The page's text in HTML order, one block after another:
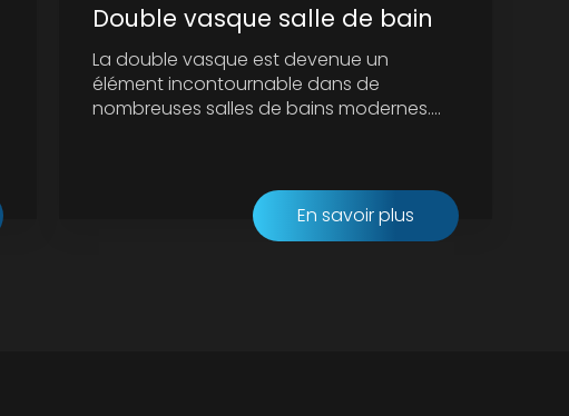
Double vasque salle de bain
La double vasque est devenue un
élément incontournable dans de
nombreuses salles de bains modernes....
En savoir plus